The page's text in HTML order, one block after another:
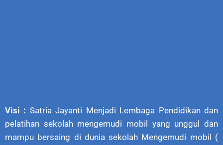
Visi : Satria Jayanti Menjadi Lembaga Pendidikan dan
pelatihan sekolah mengemudi mobil yang unggul dan
mampu bersaing di dunia sekolah Mengemudi mobil (